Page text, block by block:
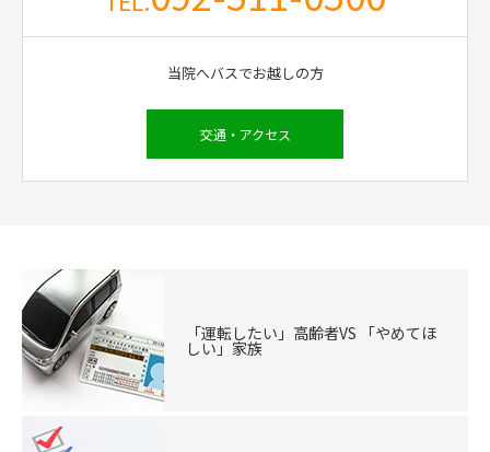
当院へバスでお越しの方
交通・アクセス
「運転したい」高齢者VS 「やめてほ
しい」家族